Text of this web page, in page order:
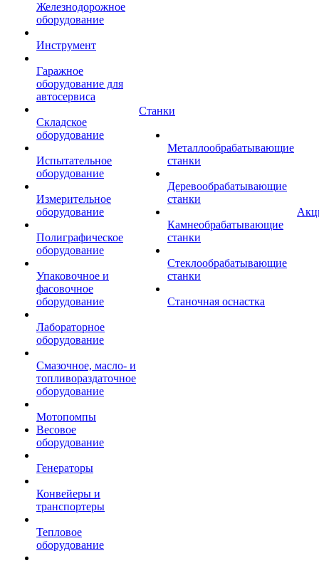
Железнодорожное
оборудование
Инструмент
Гаражное
оборудование для
автосервиса
Складское
оборудование
Испытательное
оборудование
Измерительное
оборудование
Полиграфическое
оборудование
Упаковочное и
фасовочное
оборудование
Лабораторное
оборудование
Смазочное, масло- и
топливораздаточное
оборудование
Мотопомпы
Весовое
оборудование
Генераторы
Конвейеры и
транспортеры
Тепловое
оборудование
Станки
Металлообрабатывающие
станки
Деревообрабатывающие
станки
Камнеобрабатывающие
станки
Стеклообрабатывающие
станки
Станочная оснастка